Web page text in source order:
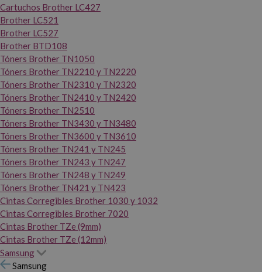
Cartuchos Brother LC427
Brother LC521
Brother LC527
Brother BTD108
Tóners Brother TN1050
Tóners Brother TN2210 y TN2220
Tóners Brother TN2310 y TN2320
Tóners Brother TN2410 y TN2420
Tóners Brother TN2510
Tóners Brother TN3430 y TN3480
Tóners Brother TN3600 y TN3610
Tóners Brother TN241 y TN245
Tóners Brother TN243 y TN247
Tóners Brother TN248 y TN249
Tóners Brother TN421 y TN423
Cintas Corregibles Brother 1030 y 1032
Cintas Corregibles Brother 7020
Cintas Brother TZe (9mm)
Cintas Brother TZe (12mm)
Samsung
Samsung